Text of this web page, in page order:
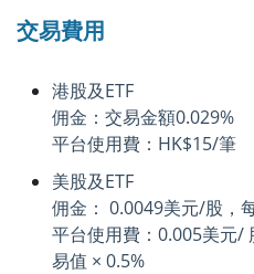
交易費用
港股及ETF
佣金：交易金額0.029%
平台使用費：HK$15/筆
美股及ETF
佣金： 0.0049美元/股，
平台使用費：0.005美元/
易值 × 0.5%